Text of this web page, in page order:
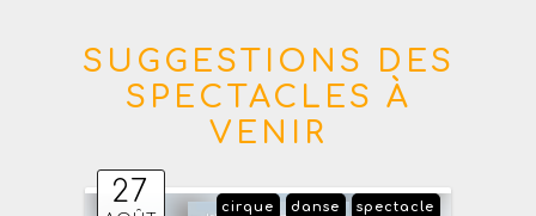
SUGGESTIONS DES
SPECTACLES À
VENIR
27 spectacle
danse
cirque